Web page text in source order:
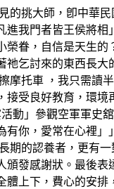
的挑大師，卽中華
我門者皆王侯將
眷，自信是天生
祂乞討來的東西長
摩托車 ，我只需
受良好教育，環
動」參觀空軍軍史
你，愛常在心裡
期的認養者，更有
發感謝狀。最後
上下，費心的安排